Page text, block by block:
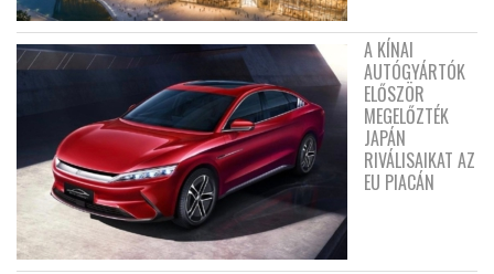
A KÍNAI
AUTÓGYÁRTÓK
ELŐSZÖR
MEGELŐZTÉK
JAPÁN
RIVÁLISAIKAT AZ
EU PIACÁN